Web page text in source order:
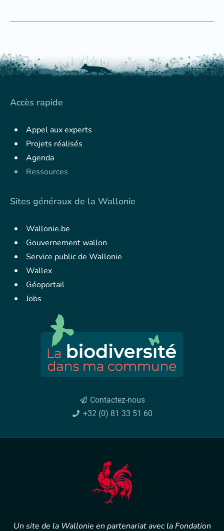
Accès rapide
Appel aux experts
Projets réalisés
Agenda
Ressources
Sites généraux de la Wallonie
Wallonie.be
Gouvernement wallon
Service public de Wallonie
Wallex
Géoportail
Jobs
Contactez-nous
+32 (0) 81 33 51 60
Un site de la Wallonie en partenariat avec la Fondation